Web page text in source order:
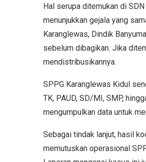
Hal serupa ditemukan di
menunjukkan gejala yang
Karanglewas, Dindik
sebelum dibagikan. Jika
mendistribusikannya.
SPPG Karanglewas Kidul
TK, PAUD, SD/MI, SMP,
mengumpulkan data untuk
Sebagai tindak lanjut, hasil
memutuskan operasional